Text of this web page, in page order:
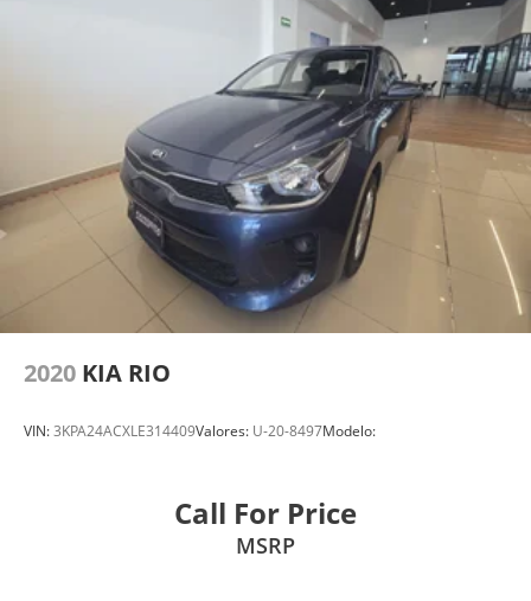
2020 KIA RIO
VIN:3KPA24ACXLE314409Valores: U-20-8497Modelo:
Call For Price
MSRP